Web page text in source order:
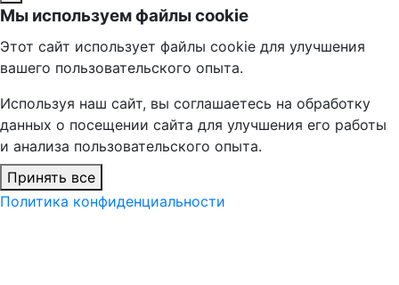
Мы используем файлы cookie
Этот сайт использует файлы cookie для улучшения
вашего пользовательского опыта.
Используя наш сайт, вы соглашаетесь на обработку
данных о посещении сайта для улучшения его работы
и анализа пользовательского опыта.
Принять все
Политика конфиденциальности